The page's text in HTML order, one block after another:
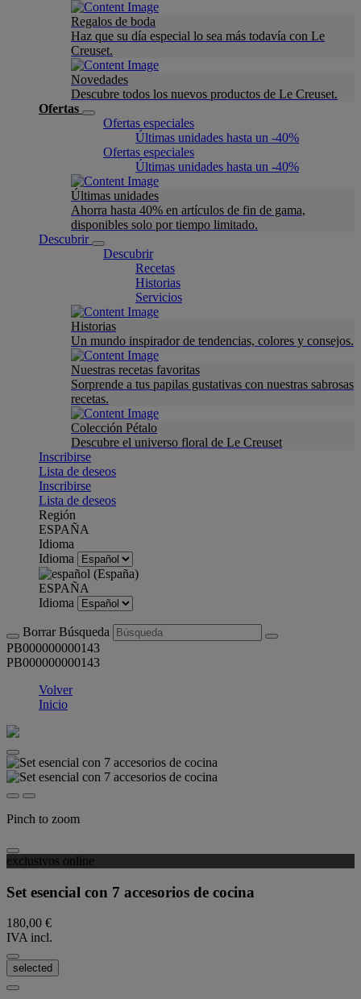
Regalos de boda
Haz que su día especial lo sea más todavía con Le
Creuset.
Novedades
Descubre todos los nuevos productos de Le Creuset.
Ofertas
Ofertas especiales
Últimas unidades hasta un -40%
Ofertas especiales
Últimas unidades hasta un -40%
Últimas unidades
Ahorra hasta 40% en artículos de fin de gama,
disponibles solo por tiempo limitado.
Descubrir
Descubrir
Recetas
Historias
Servicios
Historias
Un mundo inspirador de tendencias, colores y consejos.
Nuestras recetas favoritas
Sorprende a tus papilas gustativas con nuestras sabrosas
recetas.
Colección Pétalo
Descubre el universo floral de Le Creuset
Inscribirse
Lista de deseos
Inscribirse
Lista de deseos
Región
ESPAÑA
Idioma
Idioma
ESPAÑA
Idioma
Borrar Búsqueda
PB000000000143
PB000000000143
Volver
Inicio
Pinch to zoom
exclusivos online
Set esencial con 7 accesorios de cocina
180,00 €
IVA incl.
selected